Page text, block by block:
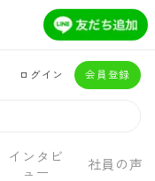
ログイン 会員登録
インタビ
ュー
社員の声